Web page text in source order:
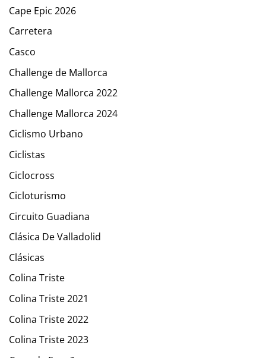
Cape Epic 2026
Carretera
Casco
Challenge de Mallorca
Challenge Mallorca 2022
Challenge Mallorca 2024
Ciclismo Urbano
Ciclistas
Ciclocross
Cicloturismo
Circuito Guadiana
Clásica De Valladolid
Clásicas
Colina Triste
Colina Triste 2021
Colina Triste 2022
Colina Triste 2023